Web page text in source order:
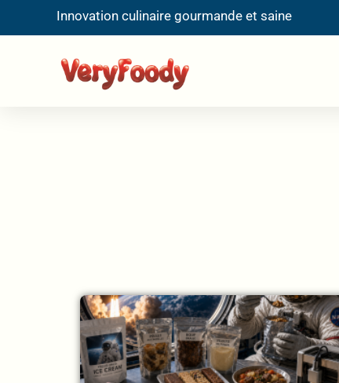
Innovation culinaire gourmande et saine